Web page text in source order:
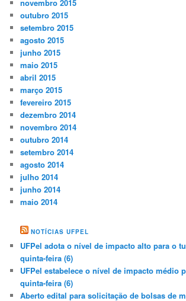
novembro 2015
outubro 2015
setembro 2015
agosto 2015
junho 2015
maio 2015
abril 2015
março 2015
fevereiro 2015
dezembro 2014
novembro 2014
outubro 2014
setembro 2014
agosto 2014
julho 2014
junho 2014
maio 2014
NOTÍCIAS UFPEL
UFPel adota o nível de impacto alto para o
quinta-feira (6)
UFPel estabelece o nível de impacto médio
quinta-feira (6)
Aberto edital para solicitação de bolsas de